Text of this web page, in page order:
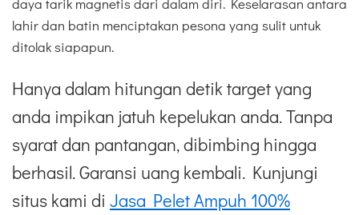
lahir dan batin menciptakan pesona yang sulit untuk
ditolak siapapun.
Hanya dalam hitungan detik target yang
anda impikan jatuh kepelukan anda. Tanpa
syarat dan pantangan, dibimbing hingga
berhasil. Garansi uang kembali. Kunjungi
situs kami di Jasa Pelet Ampuh 100%